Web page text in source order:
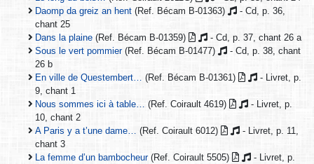
Daomp da greiz an hent (Ref. Bécam B-01363)
- Cd, p. 36,
chant 25
Dans la plaine (Ref. Bécam B-01359)
- Cd, p. 37, chant 26 a
Sous le vert pommier(Ref. Bécam B-01477)
- Cd, p. 38, chant
26 b
En ville de Questembert…
(Ref. Bécam B-01361)
- Livret, p.
9, chant 1
Nous sommes ici à table…
(Ref. Coirault 4619)
- Livret, p.
10, chant 2
A Paris y a t’une dame…
(Ref. Coirault 6012)
- Livret, p. 11,
chant 3
La femme d’un bambocheur(Ref. Coirault 5505)
- Livret, p.